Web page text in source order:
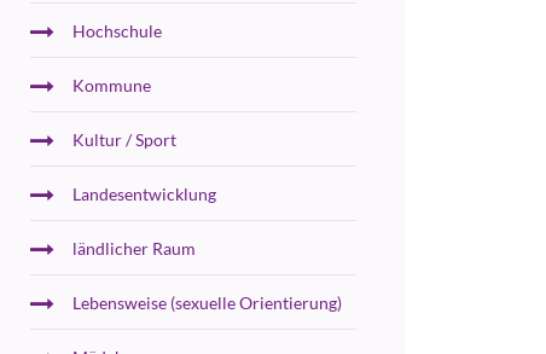
Hochschule
Kommune
Kultur / Sport
Landesentwicklung
ländlicher Raum
Lebensweise (sexuelle Orientierung)